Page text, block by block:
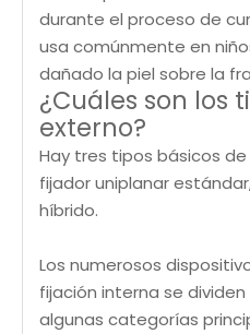
durante el proceso de
usa comúnmente en
dañado la piel sobre la
¿Cuáles son los
externo?
Hay tres tipos básicos
fijador uniplanar
híbrido.
Los numerosos
fijación interna se
algunas categorías